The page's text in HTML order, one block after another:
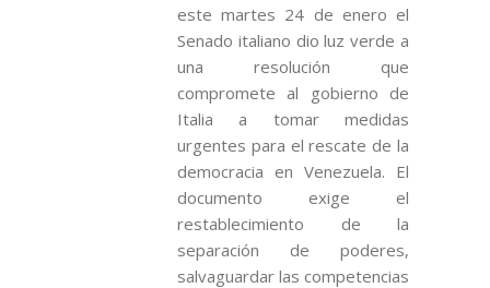
este martes 24 de enero el
Senado italiano dio luz verde a
una resolución que
compromete al gobierno de
Italia a tomar medidas
urgentes para el rescate de la
democracia en Venezuela. El
documento exige el
restablecimiento de la
separación de poderes,
salvaguardar las competencias